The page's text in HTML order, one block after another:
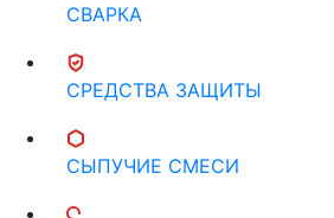
СВАРКА
СРЕДСТВА ЗАЩИТЫ
СЫПУЧИЕ СМЕСИ